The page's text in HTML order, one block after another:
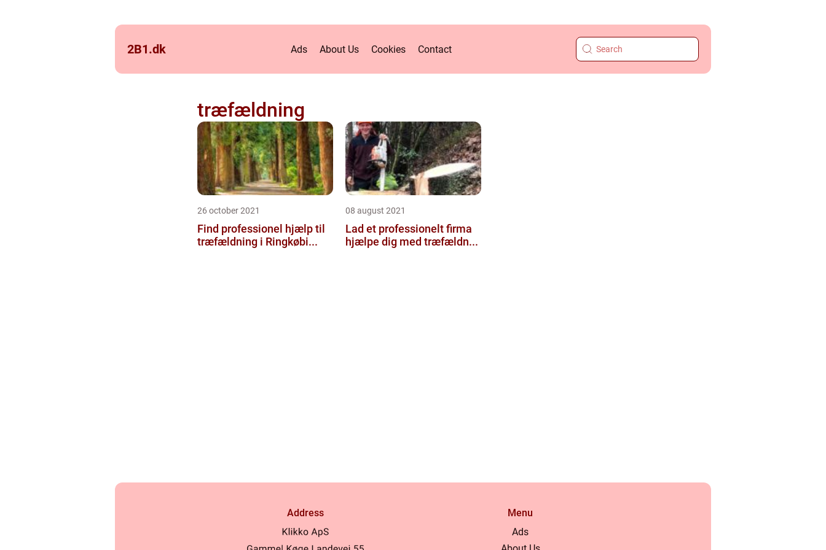
2B1.dk Ads About Us Cookies Contact
træfældning
26 october 2021
Find professionel hjælp til
træfældning i Ringkøbi...
08 august 2021
Lad et professionelt firma
hjælpe dig med træfældn...
Address
Menu
Ads